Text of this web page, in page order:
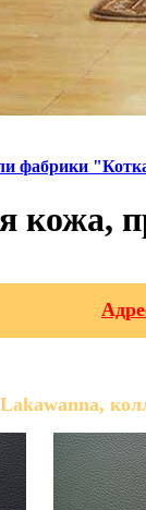
фабрики
кожа,